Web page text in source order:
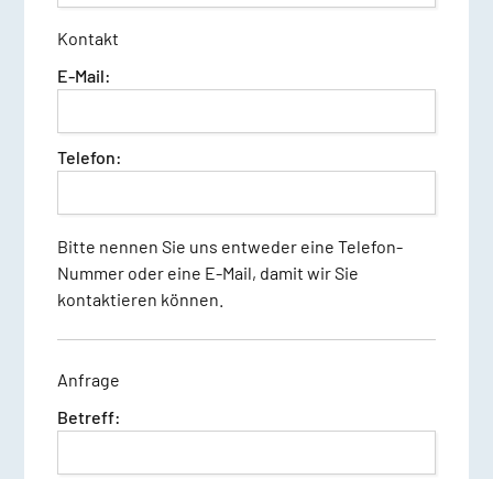
Kontakt
E-Mail:
Telefon:
Bitte nennen Sie uns entweder eine Telefon-
Nummer oder eine E-Mail, damit wir Sie
kontaktieren können.
Anfrage
Betreff: